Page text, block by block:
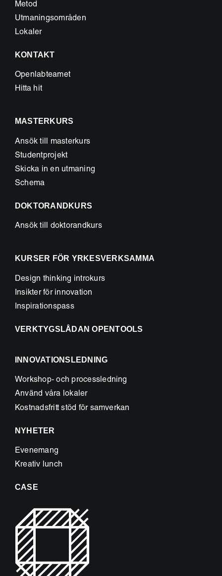
Metod
Utmaningsområden
Lokaler
KONTAKT
Openlabteamet
Hitta hit
MASTERKURS
Ansök till masterkurs
Studentprojekt
Skicka in en utmaning
Schema
DOKTORANDKURS
Ansök till doktorandkurs
KURSER FÖR YRKESVERKSAMMA
Design thinking introkurs
Insikter för innovation
Inspirationspass
VERKTYGSLÅDAN OPENTOOLS
INNOVATIONSLEDNING
Workshop- och processledning
Använd våra lokaler
Kostnadsfritt stöd för samverkan
NYHETER
Evenemang
Kreativ lunch
CASE